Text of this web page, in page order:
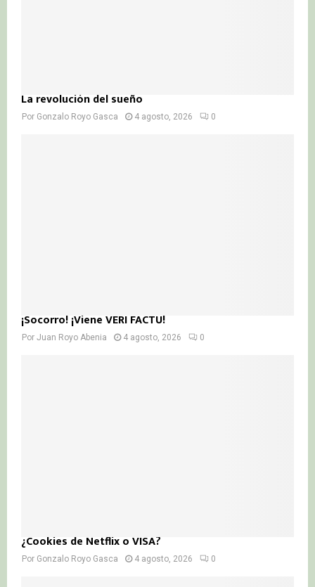
La revolución del sueño
Por Gonzalo Royo Gasca 4 agosto, 2026 0
¡Socorro! ¡Viene VERI FACTU!
Por Juan Royo Abenia 4 agosto, 2026 0
¿Cookies de Netflix o VISA?
Por Gonzalo Royo Gasca 4 agosto, 2026 0